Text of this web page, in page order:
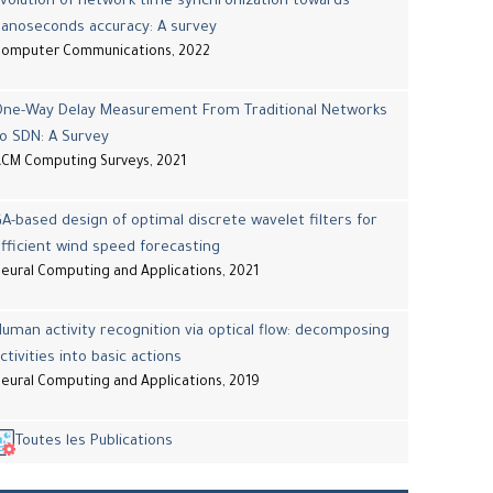
accuracy: A survey
Communications, 2022
Way Delay Measurement From Traditional Networks
SDN: A Survey
Computing Surveys, 2021
based design of optimal discrete wavelet filters for
wind speed forecasting
Computing and Applications, 2021
activity recognition via optical flow: decomposing
into basic actions
Computing and Applications, 2019
Toutes les Publications